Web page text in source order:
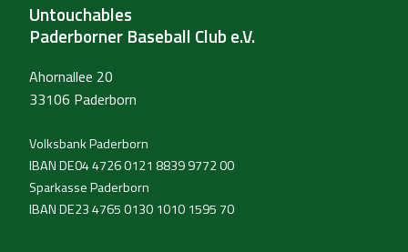
Untouchables
Paderborner Baseball Club e.V.
Ahornallee 20
33106 Paderborn
Volksbank Paderborn
IBAN DE04 4726 0121 8839 9772 00
Sparkasse Paderborn
IBAN DE23 4765 0130 1010 1595 70